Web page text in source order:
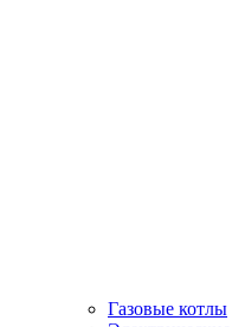
Газовые котлы